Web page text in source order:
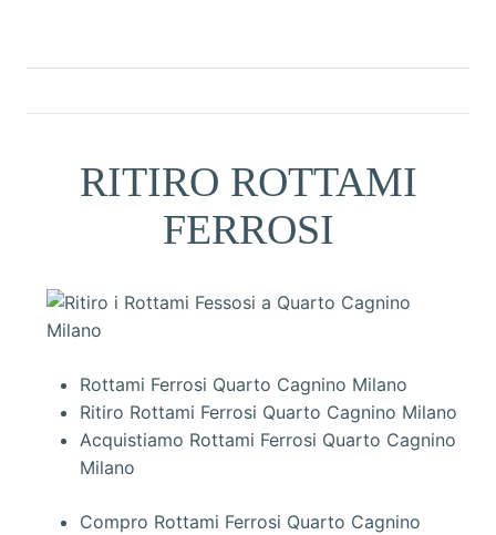
RITIRO ROTTAMI
FERROSI
Rottami Ferrosi Quarto Cagnino Milano
Ritiro Rottami Ferrosi Quarto Cagnino Milano
Acquistiamo Rottami Ferrosi Quarto Cagnino
Milano
Compro Rottami Ferrosi Quarto Cagnino